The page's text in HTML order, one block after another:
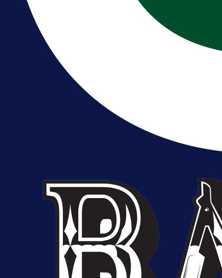
Reprezentativac BiH bi mogao
postati novo pojačanje Hajduka!
1 dan 12 h